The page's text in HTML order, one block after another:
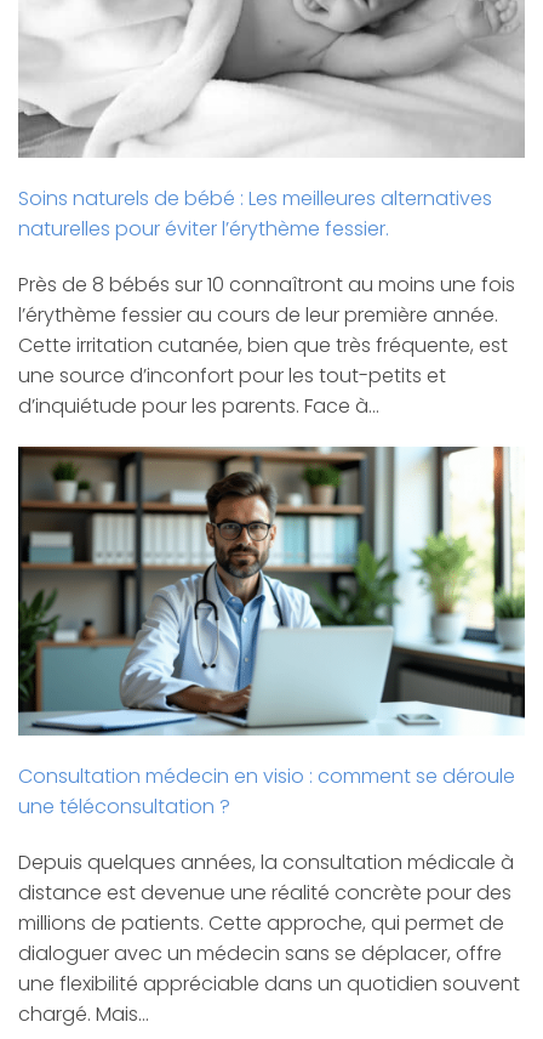
Soins naturels de bébé : Les meilleures alternatives
naturelles pour éviter l’érythème fessier.
Près de 8 bébés sur 10 connaîtront au moins une fois
l’érythème fessier au cours de leur première année.
Cette irritation cutanée, bien que très fréquente, est
une source d’inconfort pour les tout-petits et
d’inquiétude pour les parents. Face à…
Consultation médecin en visio : comment se déroule
une téléconsultation ?
Depuis quelques années, la consultation médicale à
distance est devenue une réalité concrète pour des
millions de patients. Cette approche, qui permet de
dialoguer avec un médecin sans se déplacer, offre
une flexibilité appréciable dans un quotidien souvent
chargé. Mais…